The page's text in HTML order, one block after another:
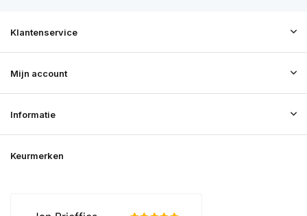
Klantenservice
Mijn account
Informatie
Keurmerken